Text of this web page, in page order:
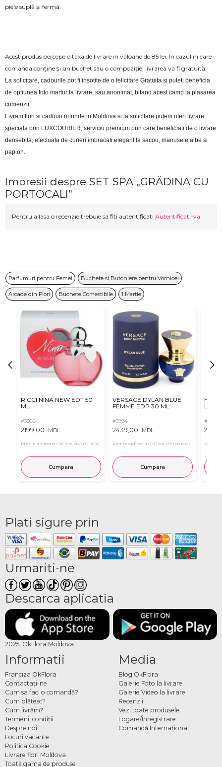
piele suplă și fermă.
Acest produs percepe o taxa de livrare in valoane de 85 lei. În cazul în care
comanda conține și un buchet sau o compoziție, livrarea va fi gratuită.
La solicitare, cadourile pot fi insotite de o felicitare Gratuita si puteti beneficia
de optiunea foto martor la livrare, sau anonimat, bifand acest camp la plasarea
comenzii.
Livram flori si cadouri oriunde in Moldova si la solicitare putem oferi livrare
speciala prin LUXCOURIER, serviciu premium prin care beneficiati de o livrare
deosebita, efectuata de curieri imbracati elegant la sacou, manusele albe si
papion.
Impresii despre SET SPA „GRĂDINA CU
PORTOCALI”
Pentru a lasa o recenzie trebuie sa fiti autentificati Autentificati-va
Parfumuri pentru Femei Buchete si Butoniere pentru Vornicei
Arcade din Flori Buchete Comestibile 1 Martie
RICCI NINA NEW EDT 50
ML
#3988
2199,00 MDL
Pret in aplicatia OkFlora 2149,00 MDL
Cumpara
VERSACE DYLAN BLUE
FEMME EDP 30 ML
#3994
2439,00 MDL
Pret in aplicatia OkFlora 2339,00 MDL
Cumpara
Hugo
Le
#4014
Pret in
Plati sigure prin
Urmariti-ne
Descarca aplicatia
2025, OkFlora Moldova
Informatii
Franciza OkFlora
Contactaţi-ne
Cum sa faci o comandă?
Cum plătesc?
Cum livrăm?
Termeni, condiţii
Despre noi
Locuri vacante
Politica Cookie
Livrare flori Moldova
Toată gama de produse
Media
Blog OkFlora
Galerie Foto la livrare
Galerie Video la livrare
Recenzii
Vezi toate produsele
Logare/Înregistrare
Comandă Internațional